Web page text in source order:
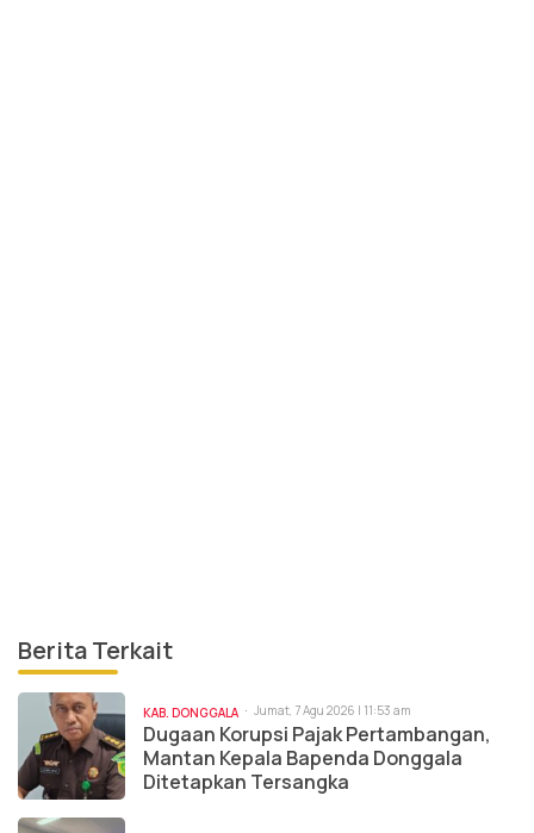
Berita Terkait
KAB. DONGGALA Jumat, 7 Agu 2026 | 11:53 am
Dugaan Korupsi Pajak Pertambangan,
Mantan Kepala Bapenda Donggala
Ditetapkan Tersangka